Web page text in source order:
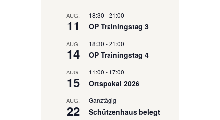
AUG.
11
18:30 -21:00
OP Trainingstag 3
AUG.
14
18:30 -21:00
OP Trainingstag 4
AUG.
15
11:00 - 17:00
Ortspokal 2026
AUG.
22
Ganztägig
Schützenhaus belegt